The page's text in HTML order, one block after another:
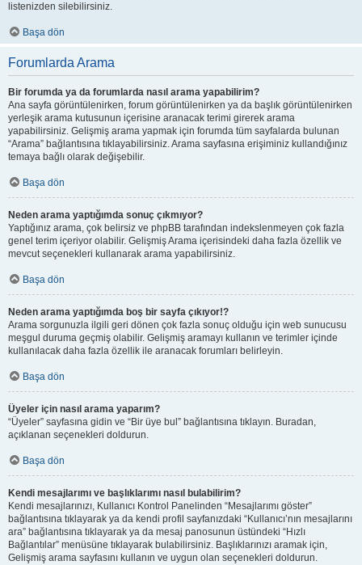
listenizden silebilirsiniz.
Başa dön
Forumlarda Arama
Bir forumda ya da forumlarda nasıl arama yapabilirim?
Ana sayfa görüntülenirken, forum görüntülenirken ya da başlık görüntülenirken
yerleşik arama kutusunun içerisine aranacak terimi girerek arama
yapabilirsiniz. Gelişmiş arama yapmak için forumda tüm sayfalarda bulunan
“Arama” bağlantısına tıklayabilirsiniz. Arama sayfasına erişiminiz kullandığınız
temaya bağlı olarak değişebilir.
Başa dön
Neden arama yaptığımda sonuç çıkmıyor?
Yaptığınız arama, çok belirsiz ve phpBB tarafından indekslenmeyen çok fazla
genel terim içeriyor olabilir. Gelişmiş Arama içerisindeki daha fazla özellik ve
mevcut seçenekleri kullanarak arama yapabilirsiniz.
Başa dön
Neden arama yaptığımda boş bir sayfa çıkıyor!?
Arama sorgunuzla ilgili geri dönen çok fazla sonuç olduğu için web sunucusu
meşgul duruma geçmiş olabilir. Gelişmiş aramayı kullanın ve terimler içinde
kullanılacak daha fazla özellik ile aranacak forumları belirleyin.
Başa dön
Üyeler için nasıl arama yaparım?
“Üyeler” sayfasına gidin ve “Bir üye bul” bağlantısına tıklayın. Buradan,
açıklanan seçenekleri doldurun.
Başa dön
Kendi mesajlarımı ve başlıklarımı nasıl bulabilirim?
Kendi mesajlarınızı, Kullanıcı Kontrol Panelinden “Mesajlarımı göster”
bağlantısına tıklayarak ya da kendi profil sayfanızdaki “Kullanıcı’nın mesajlarını
ara” bağlantısına tıklayarak ya da mesaj panosunun üstündeki “Hızlı
Bağlantılar” menüsüne tıklayarak bulabilirsiniz. Başlıklarınızı aramak için,
Gelişmiş arama sayfasını kullanın ve uygun olan seçenekleri doldurun.